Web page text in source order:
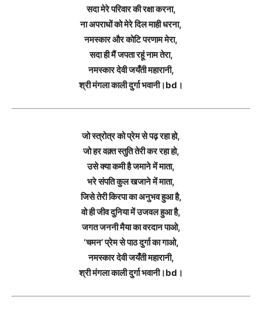
सदा मेरे परिवार की रक्षा करना,
ना अपराधों को मेरे दिल माही धरना,
नमस्कार और कोटि परणाम मेरा,
सदा ही मैं जपता रहूं नाम तेरा,
नमस्कार देवी जयँती महारानी,
श्री मंगला काली दुर्गा भवानी।bd।
जो स्त्रोत्र को प्रेम से पढ़ रहा हो,
जो हर वक़्त स्तुति तेरी कर रहा हो,
उसे क्या कमी है जमाने में माता,
भरे संपति कुल खजाने में माता,
जिसे तेरी किरपा का अनुभव हुआ है,
वो ही जीव दुनिया में उजवल हुआ है,
जगत जननी मैया का वरदान पाओ,
‘चमन’ प्रेम से पाठ दुर्गा का गाओ,
नमस्कार देवी जयँती महारानी,
श्री मंगला काली दुर्गा भवानी।bd।